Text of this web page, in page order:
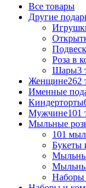
Все товары
Другие
Роза в
Шары3
Женщине262
Именные
Киндерторты
Мужчине101
Мыльные
101
Букеты
Наборы